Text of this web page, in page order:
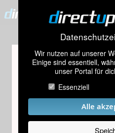
Wir nutzen auf unserer
Einige sind essentiell,
unser Portal für
Essenziell
Alle
Dieses Bild scheint
Personen über 18
Bitte gib dein